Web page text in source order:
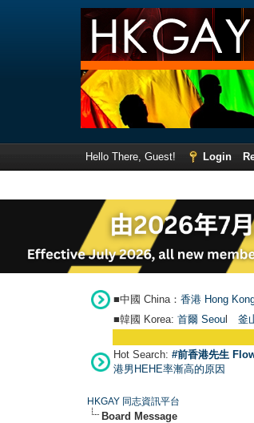
Hello There, Guest! Login
■中國 China： 香港 Hong
■韓國 Korea: 首爾 Seou 釜
Hot Search: #前香港先生
港男HEHE率漸高的原因
HKGAY 同志資訊平台
Board Message